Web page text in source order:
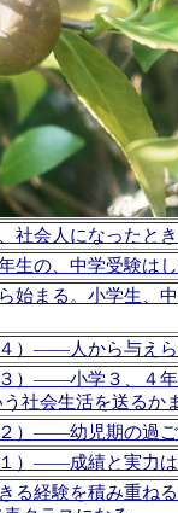
社会人になったと
生の、中学受験は
始まる。小学生、
）――人から与え
）――小学３、４
社会生活を送るか
）――幼児期の過
）――成績と実力
る経験を積み重ね